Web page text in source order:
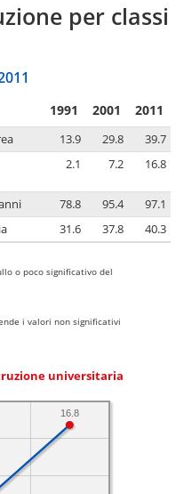
per classi
1991 2001 2011
13.9 29.8
39.7
2.1 7.2 16.8
78.8 95.4
97.1
31.6 37.8 40.3
o poco significativo del
i valori non significativi
universitaria
16.8